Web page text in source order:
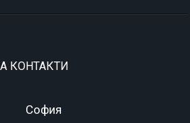
КОНТАКТИ
София